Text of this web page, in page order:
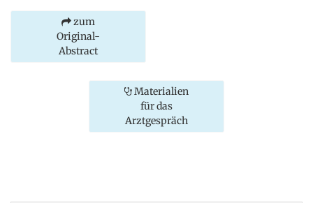
zum
Original-
Abstract
Materialien
für das
Arztgespräch